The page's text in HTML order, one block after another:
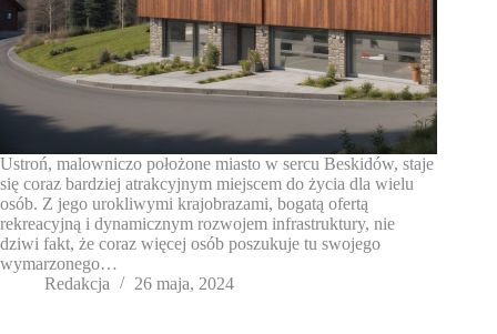
Ustroń, malowniczo położone miasto w sercu Beskidów, staje
się coraz bardziej atrakcyjnym miejscem do życia dla wielu
osób. Z jego urokliwymi krajobrazami, bogatą ofertą
rekreacyjną i dynamicznym rozwojem infrastruktury, nie
dziwi fakt, że coraz więcej osób poszukuje tu swojego
wymarzonego…
Redakcja
26 maja, 2024